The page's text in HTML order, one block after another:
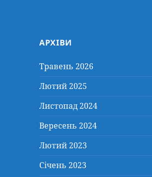
АРХІВИ
Травень 2026
Лютий 2025
Листопад 2024
Вересень 2024
Лютий 2023
Січень 2023